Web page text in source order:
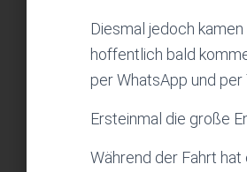
Diesmal jedoch
hoffentlich bald
per WhatsApp und per
Ersteinmal die große
Während der Fahrt